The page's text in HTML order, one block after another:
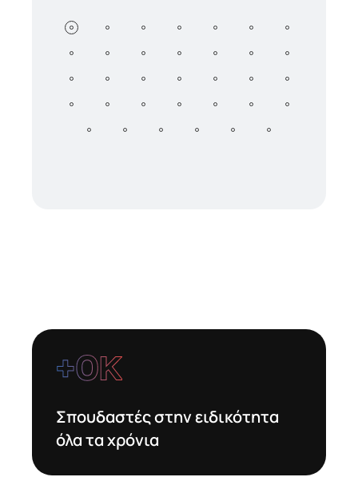
+0Κ
Σπουδαστές στην ειδικότητα
όλα τα χρόνια